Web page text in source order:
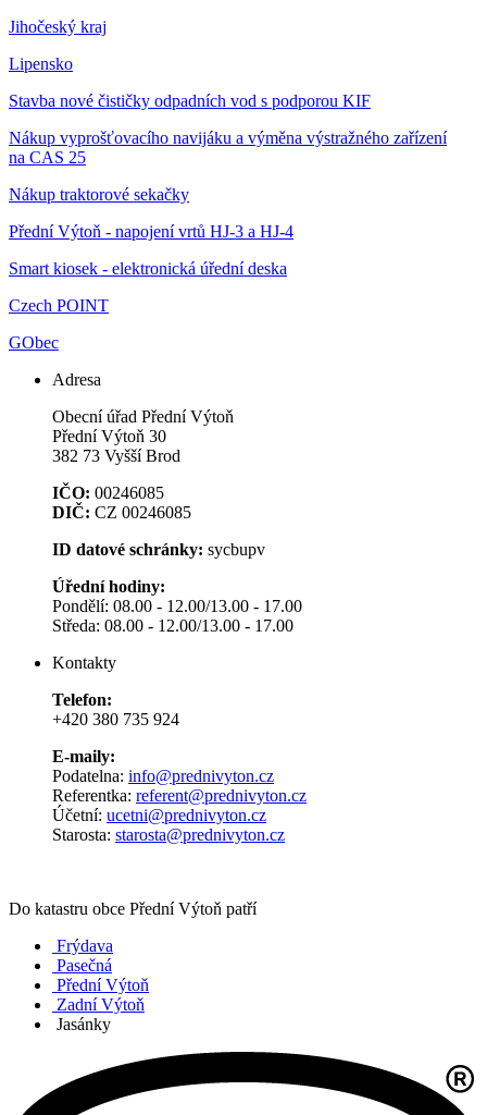
Jihočeský kraj
Lipensko
Stavba nové čističky odpadních vod s podporou KIF
Nákup vyprošťovacího navijáku a výměna výstražného zařízení
na CAS 25
Nákup traktorové sekačky
Přední Výtoň - napojení vrtů HJ-3 a HJ-4
Smart kiosek - elektronická úřední deska
Czech POINT
GObec
Adresa
Obecní úřad Přední Výtoň
Přední Výtoň 30
382 73 Vyšší Brod
IČO: 00246085
DIČ: CZ 00246085
ID datové schránky: sycbupv
Úřední hodiny:
Pondělí: 08.00 - 12.00/13.00 - 17.00
Středa: 08.00 - 12.00/13.00 - 17.00
Kontakty
Telefon:
+420 380 735 924
E-maily:
Podatelna: info@prednivyton.cz
Referentka: referent@prednivyton.cz
Účetní: ucetni@prednivyton.cz
Starosta: starosta@prednivyton.cz
Do katastru obce Přední Výtoň patří
Frýdava
Pasečná
Přední Výtoň
Zadní Výtoň
Jasánky